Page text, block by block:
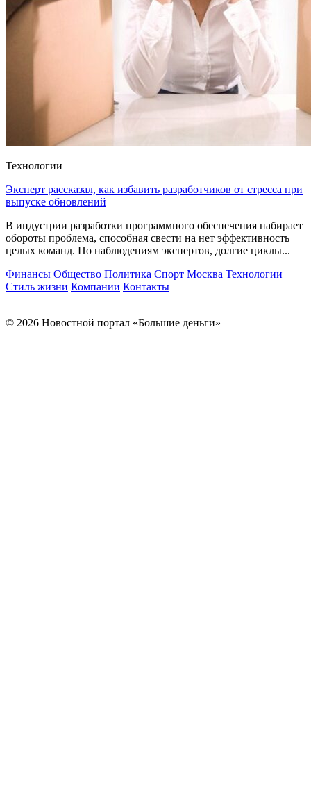
Технологии
Эксперт рассказал, как избавить разработчиков от стресса при
выпуске обновлений
В индустрии разработки программного обеспечения набирает
обороты проблема, способная свести на нет эффективность
целых команд. По наблюдениям экспертов, долгие циклы...
Финансы Общество Политика Спорт Москва Технологии
Стиль жизни Компании Контакты
© 2026 Новостной портал «Большие деньги»